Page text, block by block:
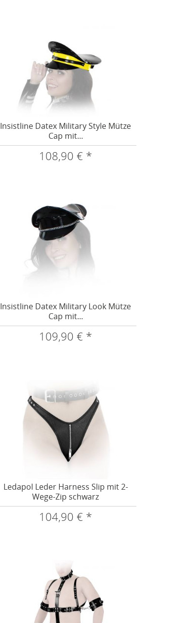
Insistline Datex Military Style Mütze
Cap mit...
108,90 € *
Insistline Datex Military Look Mütze
Cap mit...
109,90 € *
Ledapol Leder Harness Slip mit 2-
Wege-Zip schwarz
104,90 € *